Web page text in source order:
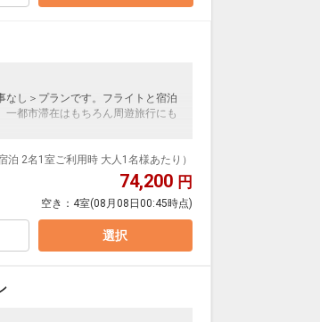
し＞プランです。フライトと宿泊
都市滞在はもちろん周遊旅行にも
トマイル50%貯まります。
同時予約）が可能なプランもござ
泊 2名1室ご利用時 大人1名様あたり）
74,200 円
空き： 4室(08月08日00:45時点)
選択